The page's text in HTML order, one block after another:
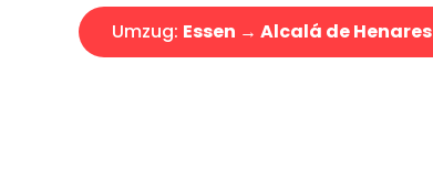
Umzug: Essen → Alcalá de Henares